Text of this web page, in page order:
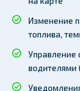
Изменение
топлива,
Управление
водителями